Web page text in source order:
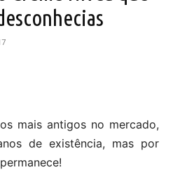
mais antigos no mercado,
de existência, mas por